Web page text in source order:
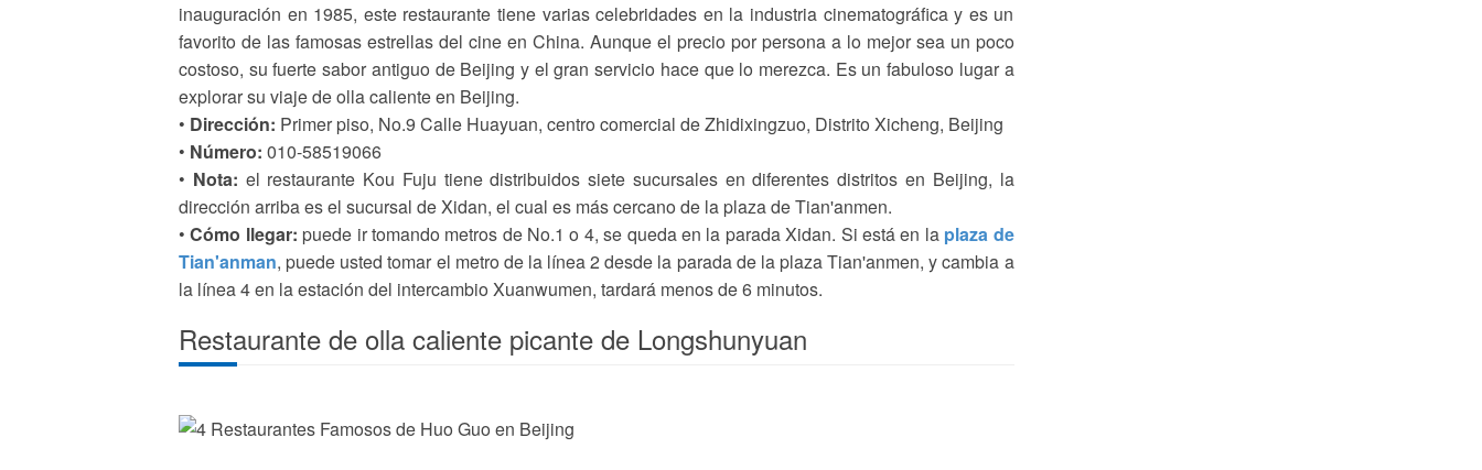
inauguración en 1985, este restaurante tiene varias celebridades en la industria cinematográfica y es un
favorito de las famosas estrellas del cine en China. Aunque el precio por persona a lo mejor sea un poco
costoso, su fuerte sabor antiguo de Beijing y el gran servicio hace que lo merezca. Es un fabuloso lugar a
explorar su viaje de olla caliente en Beijing.
• Dirección: Primer piso, No.9 Calle Huayuan, centro comercial de Zhidixingzuo, Distrito Xicheng, Beijing
• Número: 010-58519066
• Nota: el restaurante Kou Fuju tiene distribuidos siete sucursales en diferentes distritos en Beijing, la
dirección arriba es el sucursal de Xidan, el cual es más cercano de la plaza de Tian'anmen.
• Cómo llegar: puede ir tomando metros de No.1 o 4, se queda en la parada Xidan. Si está en la plaza de
Tian'anman, puede usted tomar el metro de la línea 2 desde la parada de la plaza Tian'anmen, y cambia a
la línea 4 en la estación del intercambio Xuanwumen, tardará menos de 6 minutos.
Restaurante de olla caliente picante de Longshunyuan